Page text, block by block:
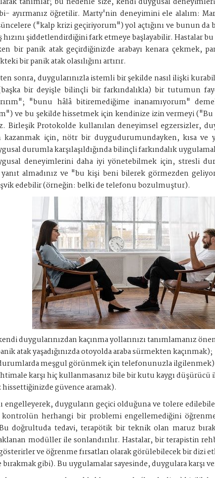
ayırmanız öğretilir. Marty'nin deneyimini ele alalım:
("kalp krizi geçiriyorum") yol açtığını ve bunun da
şiddetlendirdiğini fark etmeye başlayabilir. Hastalar
bir panik atak geçirdiğinizde arabayı kenara çekmek,
bir panik atak olasılığını artırır.
sonra, duygularınızla istemli bir şekilde nasıl ilişki
(başka bir deyişle bilinçli bir farkındalıkla) bir tutumun
"bunu hâlâ bitiremediğime inanamıyorum"
ve bu şekilde hissetmek için kendinize izin vermeyi ("Bu
Birleşik Protokolde kullanılan deneyimsel egzersizler,
kazanmak için, nötr bir duygudurumundayken, kısa
durumla karşılaşıldığında bilinçli farkındalık
deneyimlerini daha iyi yönetebilmek için, stresli
almadınız ve "bu kişi beni bilerek görmezden
edebilir (örneğin: belki de telefonu bozulmuştur).
duygularınızdan kaçınma yollarınızı tanımlamanız
atak yaşadığınızda otoyolda araba sürmekten kaçınmak);
durumlarda meşgul görünmek için telefonunuzla
karşı hiç kullanmasanız bile bir kutu kaygı düşürücü
güvence aramak).
engelleyerek, duyguların geçici olduğuna ve tolere
kontrolün herhangi bir problemi engellemediğini
doğrultuda tedavi, terapötik bir teknik olan maruz
modüller ile sonlandırılır. Hastalar, bir terapistin
ve öğrenme fırsatları olarak görülebilecek bir dizi
bırakmak gibi). Bu uygulamalar sayesinde, duygulara karşı